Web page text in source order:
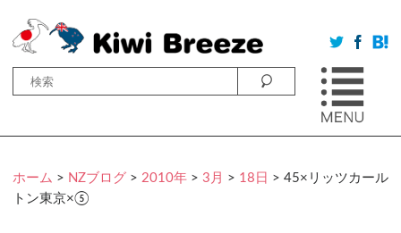
ホーム > NZブログ > 2010年 > 3月 > 18日 > 45×リッツカール
トン東京×⑤